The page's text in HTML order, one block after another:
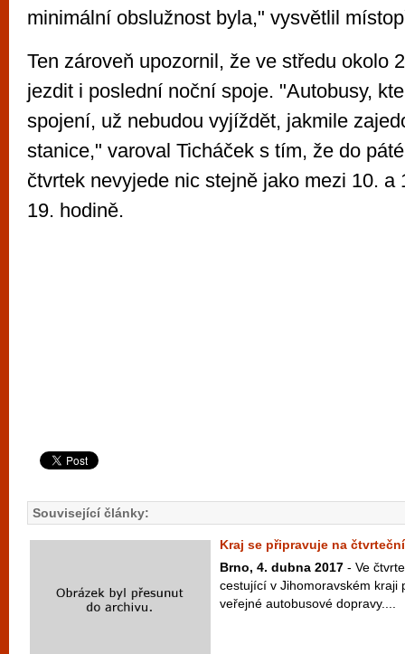
minimální obslužnost byla," vysvětlil
Ten zároveň upozornil, že ve středu okolo
jezdit i poslední noční spoje. "Autobusy,
spojení, už nebudou vyjíždět, jakmile
stanice," varoval Ticháček s tím, že do
čtvrtek nevyjede nic stejně jako mezi 10. a
19. hodině.
Související články:
Kraj se připravuje na
Brno, 4. dubna 2017 - Ve
cestující v Jihomoravském kraji
veřejné autobusové dopravy....